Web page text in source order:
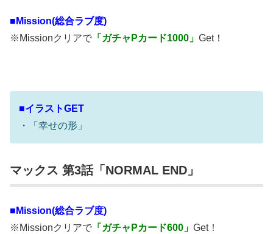
■Mission(総合ラブ度)
※Missionクリアで 「ガチャPカード1000」 Get！
■イラストGET
・「幸せの形」
マックス 第3話「NORMAL END」
■Mission(総合ラブ度)
※Missionクリアで 「ガチャPカード600」 Get！